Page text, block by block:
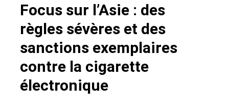
Focus sur l’Asie : des
règles sévères et des
sanctions exemplaires
contre la cigarette
électronique